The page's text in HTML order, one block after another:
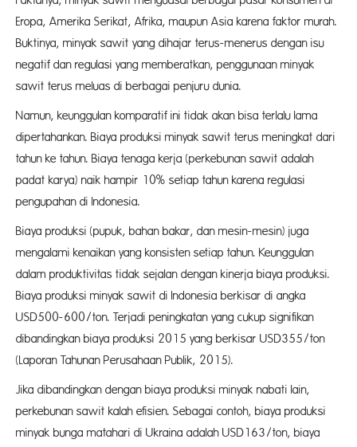
Eropa, Amerika Serikat, Afrika, maupun Asia karena faktor murah.
Buktinya, minyak sawit yang dihajar terus-menerus dengan isu
negatif dan regulasi yang memberatkan, penggunaan minyak
sawit terus meluas di berbagai penjuru dunia.
Namun, keunggulan komparatif ini tidak akan bisa terlalu lama
dipertahankan. Biaya produksi minyak sawit terus meningkat dari
tahun ke tahun. Biaya tenaga kerja (perkebunan sawit adalah
padat karya) naik hampir 10% setiap tahun karena regulasi
pengupahan di Indonesia.
Biaya produksi (pupuk, bahan bakar, dan mesin-mesin) juga
mengalami kenaikan yang konsisten setiap tahun. Keunggulan
dalam produktivitas tidak sejalan dengan kinerja biaya produksi.
Biaya produksi minyak sawit di Indonesia berkisar di angka
USD500-600/ton. Terjadi peningkatan yang cukup signifikan
dibandingkan biaya produksi 2015 yang berkisar USD355/ton
(Laporan Tahunan Perusahaan Publik, 2015).
Jika dibandingkan dengan biaya produksi minyak nabati lain,
perkebunan sawit kalah efisien. Sebagai contoh, biaya produksi
minyak bunga matahari di Ukraina adalah USD163/ton, biaya